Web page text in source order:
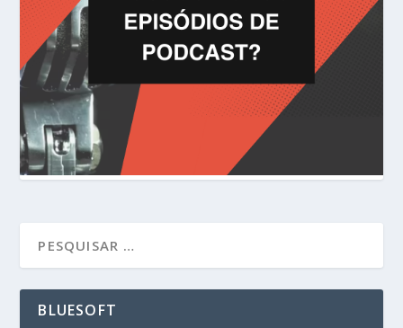
BLUESOFT